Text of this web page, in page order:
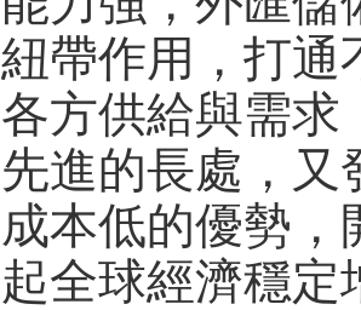
紐帶作用，打通
各方供給與需求
先進的長處，又
成本低的優勢
起全球經濟穩定